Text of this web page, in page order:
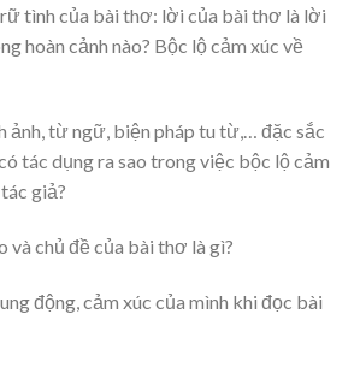
tình của bài thơ: lời của bài thơ là lời
hoàn cảnh nào? Bộc lộ cảm xúc về
ảnh, từ ngữ, biện pháp tu từ,… đặc sắc
tác dụng ra sao trong việc bộc lộ cảm
giả?
và chủ đề của bài thơ là gì?
động, cảm xúc của mình khi đọc bài